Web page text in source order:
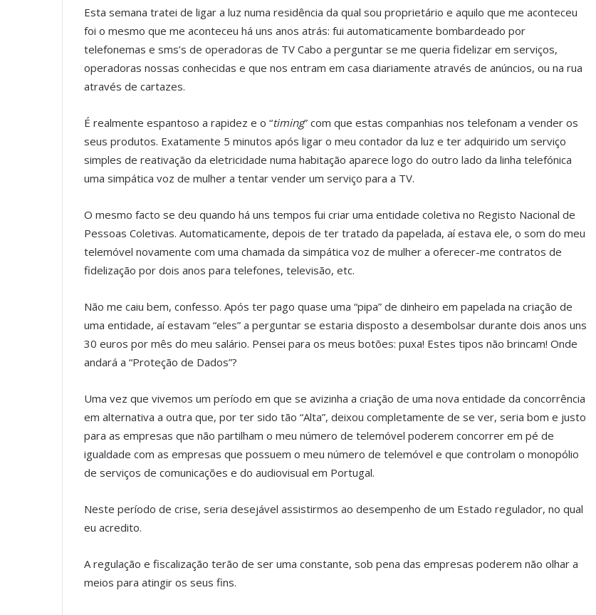
Esta semana tratei de ligar a luz numa residência da qual sou proprietário e aquilo que me aconteceu
foi o mesmo que me aconteceu há uns anos atrás: fui automaticamente bombardeado por
telefonemas e sms’s de operadoras de TV Cabo a perguntar se me queria fidelizar em serviços,
operadoras nossas conhecidas e que nos entram em casa diariamente através de anúncios, ou na rua
através de cartazes.
É realmente espantoso a rapidez e o “timing” com que estas companhias nos telefonam a vender os
seus produtos. Exatamente 5 minutos após ligar o meu contador da luz e ter adquirido um serviço
simples de reativação da eletricidade numa habitação aparece logo do outro lado da linha telefónica
uma simpática voz de mulher a tentar vender um serviço para a TV.
O mesmo facto se deu quando há uns tempos fui criar uma entidade coletiva no Registo Nacional de
Pessoas Coletivas. Automaticamente, depois de ter tratado da papelada, aí estava ele, o som do meu
telemóvel novamente com uma chamada da simpática voz de mulher a oferecer-me contratos de
fidelização por dois anos para telefones, televisão, etc.
Não me caiu bem, confesso. Após ter pago quase uma “pipa” de dinheiro em papelada na criação de
uma entidade, aí estavam “eles” a perguntar se estaria disposto a desembolsar durante dois anos uns
30 euros por mês do meu salário. Pensei para os meus botões: puxa! Estes tipos não brincam! Onde
andará a “Proteção de Dados”?
Uma vez que vivemos um período em que se avizinha a criação de uma nova entidade da concorrência
em alternativa a outra que, por ter sido tão “Alta”, deixou completamente de se ver, seria bom e justo
para as empresas que não partilham o meu número de telemóvel poderem concorrer em pé de
igualdade com as empresas que possuem o meu número de telemóvel e que controlam o monopólio
de serviços de comunicações e do audiovisual em Portugal.
Neste período de crise, seria desejável assistirmos ao desempenho de um Estado regulador, no qual
eu acredito.
A regulação e fiscalização terão de ser uma constante, sob pena das empresas poderem não olhar a
meios para atingir os seus fins.